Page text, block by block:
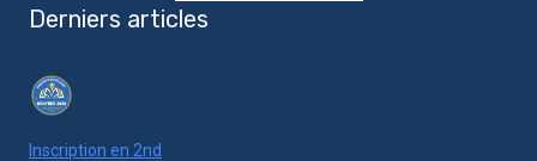
Derniers articles
Inscription en 2nd